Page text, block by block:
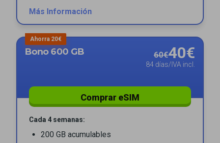
Más Información
Bono 600 GB
Ahorra 20€
60€40€
84 días/IVA incl.
Comprar eSIM
Cada 4 semanas:
200 GB acumulables